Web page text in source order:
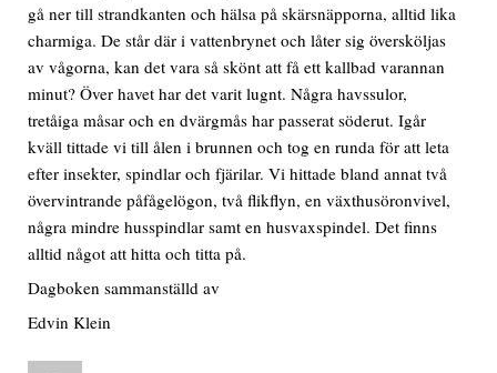
gå ner till strandkanten och hälsa på skärsnäpporna, alltid lika
charmiga. De står där i vattenbrynet och låter sig översköljas
av vågorna, kan det vara så skönt att få ett kallbad varannan
minut? Över havet har det varit lugnt. Några havssulor,
tretåiga måsar och en dvärgmås har passerat söderut. Igår
kväll tittade vi till ålen i brunnen och tog en runda för att leta
efter insekter, spindlar och fjärilar. Vi hittade bland annat två
övervintrande påfågelögon, två flikflyn, en växthusöronvivel,
några mindre husspindlar samt en husvaxspindel. Det finns
alltid något att hitta och titta på.
Dagboken sammanställd av
Edvin Klein